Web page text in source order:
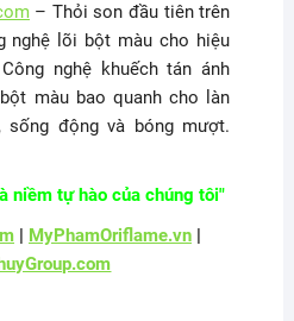
– Thỏi son đầu tiên trên
nghệ lõi bột màu cho hiệu
nghệ khuếch tán ánh
màu bao quanh cho làn
động và bóng mượt.
niềm tự hào của chúng tôi"
| MyPhamOriflame.vn|